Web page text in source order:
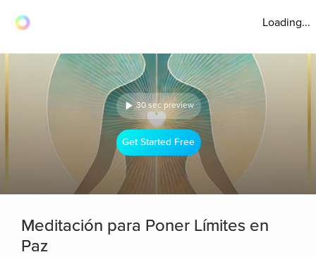
Loading...
30 sec preview
Get Started Free
Meditación para Poner Límites en
Paz